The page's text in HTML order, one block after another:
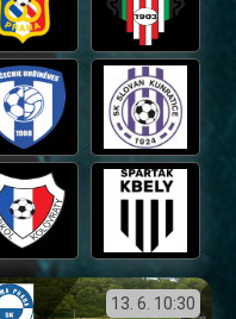
13. 6. 10:30